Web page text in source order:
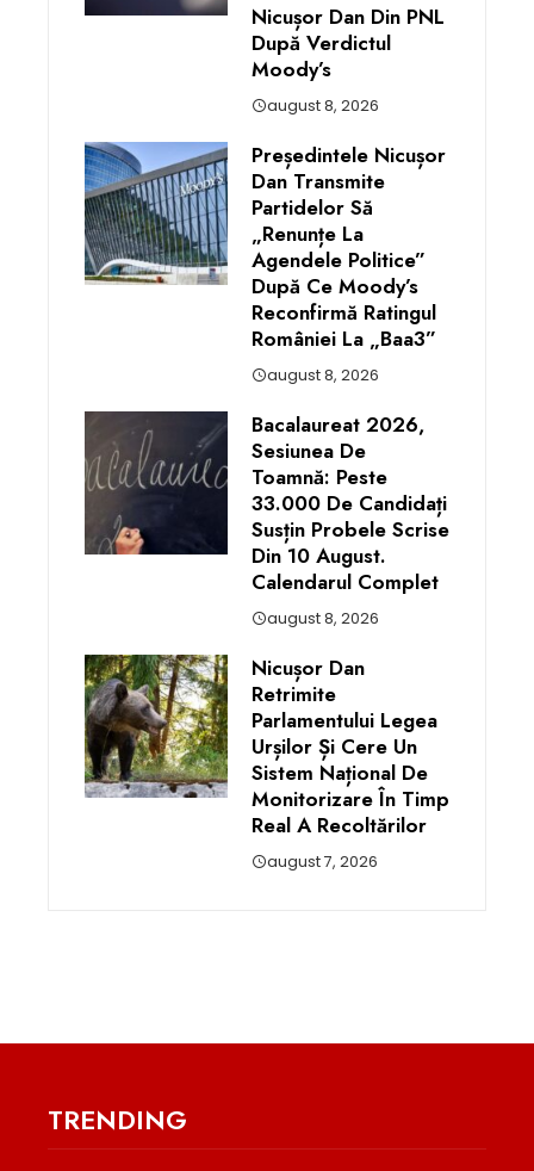
Nicușor Dan Din PNL
După Verdictul
Moody’s
august 8, 2026
Președintele Nicușor
Dan Transmite
Partidelor Să
„renunțe La
Agendele Politice”
După Ce Moody’s
Reconfirmă Ratingul
României La „Baa3”
august 8, 2026
Bacalaureat 2026,
Sesiunea De
Toamnă: Peste
33.000 De Candidați
Susțin Probele Scrise
Din 10 August.
Calendarul Complet
august 8, 2026
Nicușor Dan
Retrimite
Parlamentului Legea
Urșilor Și Cere Un
Sistem Național De
Monitorizare În Timp
Real A Recoltărilor
august 7, 2026
TRENDING